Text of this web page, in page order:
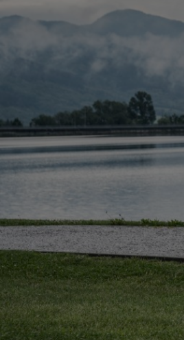
Yaris Cross
HYBRID